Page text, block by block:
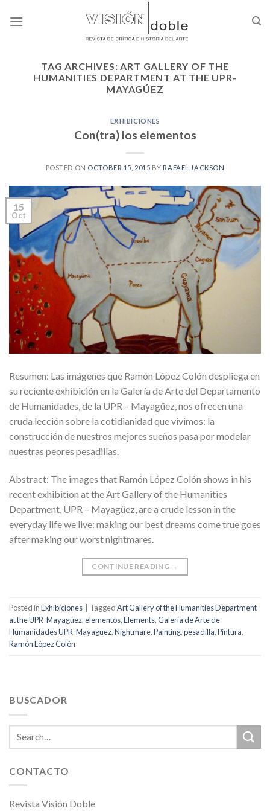
TAG ARCHIVES:ART GALLERY OF THE
HUMANITIES DEPARTMENT AT THE UPR-
MAYAGÚEZ
EXHIBICIONES
Con(tra) los elementos
POSTED ON OCTOBER 15, 2015 BY RAFAEL JACKSON
15
Oct
Resumen: Las imágenes que Ramón López Colón despliega en
su reciente exhibición en la Galería de Arte del Departamento
de Humanidades, de la UPR – Mayagüez, nos ofrecen una
cruda lección sobre la cotidianidad que vivimos: la
construcción de nuestros mejores sueños pasa por modelar
nuestras peores pesadillas.
Abstract: The images that Ramón López Colón shows in his
recent exhibition at the Art Gallery of the Humanities
Department, UPR – Mayagüez, are a crude lesson in the
everyday life we live: making our best dreams come true goes
after making our worst nightmares.
CONTINUE READING →
Posted inExhibiciones TaggedArt Gallery of the Humanities Department
at the UPR-Mayagúez,elementos,Elements,Galería de Arte de
Humanidades UPR-Mayagüez,Nightmare,Painting,pesadilla,Pintura,
Ramón López Colón
BUSCADOR
CONTACTO
Revista Visión Doble